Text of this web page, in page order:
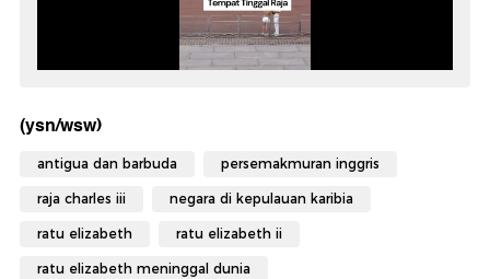
(ysn/wsw)
antigua dan barbuda persemakmuran inggris
raja charles iii negara di kepulauan karibia
ratu elizabeth ratu elizabeth ii
ratu elizabeth meninggal dunia